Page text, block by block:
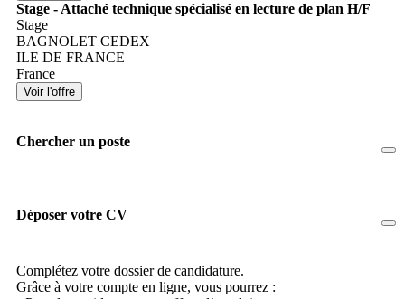
Stage - Attaché technique spécialisé en lecture de plan H/F
Stage
BAGNOLET CEDEX
ILE DE FRANCE
France
Chercher un poste
Déposer votre CV
Complétez votre dossier de candidature.
Grâce à votre compte en ligne, vous pourrez :